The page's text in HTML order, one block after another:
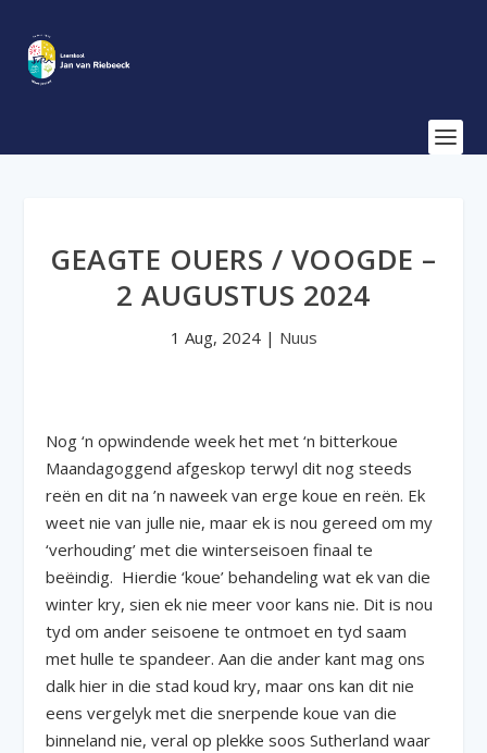
GEAGTE OUERS / VOOGDE –
2 AUGUSTUS 2024
1 Aug, 2024| Nuus
Nog ‘n opwindende week het met ‘n bitterkoue
Maandagoggend afgeskop terwyl dit nog steeds
reën en dit na ’n naweek van erge koue en reën. Ek
weet nie van julle nie, maar ek is nou gereed om my
‘verhouding’ met die winterseisoen finaal te
beëindig. Hierdie ‘koue’ behandeling wat ek van die
winter kry, sien ek nie meer voor kans nie. Dit is nou
tyd om ander seisoene te ontmoet en tyd saam
met hulle te spandeer. Aan die ander kant mag ons
dalk hier in die stad koud kry, maar ons kan dit nie
eens vergelyk met die snerpende koue van die
binneland nie, veral op plekke soos Sutherland waar